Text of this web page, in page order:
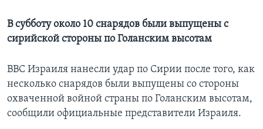
Языки
В субботу около 10 снарядов были выпущены с
сирийской стороны по Голанским высотам
ВВС Израиля нанесли удар по Сирии после того, как
несколько снарядов были выпущены со стороны
охваченной войной страны по Голанским высотам,
сообщили официальные представители Израиля.